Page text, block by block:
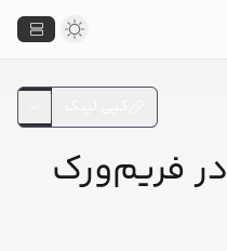
رفع خطای CORS در فریم‌ورک